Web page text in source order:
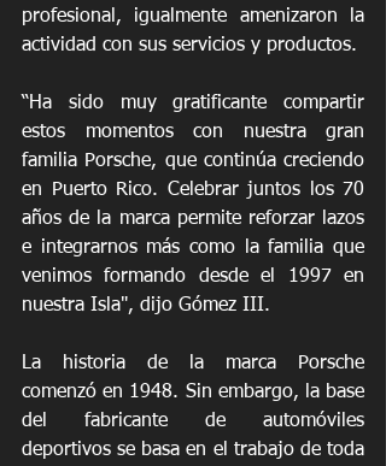
profesional, igualmente amenizaron la
actividad con sus servicios y productos.
“Ha sido muy gratificante compartir
estos momentos con nuestra gran
familia Porsche, que continúa creciendo
en Puerto Rico. Celebrar juntos los 70
años de la marca permite reforzar lazos
e integrarnos más como la familia que
venimos formando desde el 1997 en
nuestra Isla", dijo Gómez III.
La historia de la marca Porsche
comenzó en 1948. Sin embargo, la base
del fabricante de automóviles
deportivos se basa en el trabajo de toda